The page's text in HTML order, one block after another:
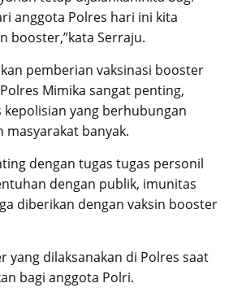
anggota Polres hari ini kita
booster,”kata Serraju.
pemberian vaksinasi booster
Mimika sangat penting,
yang berhubungan
masyarakat banyak.
dengan tugas tugas personil
dengan publik, imunitas
diberikan dengan vaksin booster
yang dilaksanakan di Polres saat
bagi anggota Polri.